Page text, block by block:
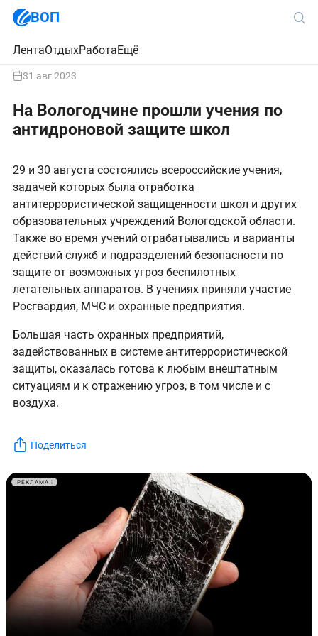
ВОП
ЛентаОтдыхРаботаЕщё
31 авг 2023
На Вологодчине прошли учения по
антидроновой защите школ
29 и 30 августа состоялись всероссийские учения,
задачей которых была отработка
антитеррористической защищенности школ и других
образовательных учреждений Вологодской области.
Также во время учений отрабатывались и варианты
действий служб и подразделений безопасности по
защите от возможных угроз беспилотных
летательных аппаратов. В учениях приняли участие
Росгвардия, МЧС и охранные предприятия.
Большая часть охранных предприятий,
задействованных в системе антитеррористической
защиты, оказалась готова к любым внештатным
ситуациям и к отражению угроз, в том числе и с
воздуха.
Поделиться
РЕКЛАМА